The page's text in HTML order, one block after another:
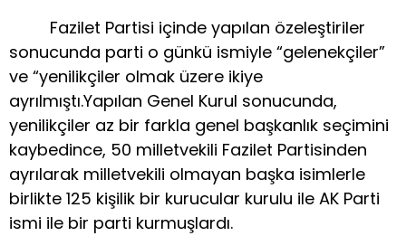
Fazilet Partisi içinde yapılan özeleştiriler
sonucunda parti o günkü ismiyle “gelenekçiler”
ve “yenilikçiler olmak üzere ikiye
ayrılmıştı.Yapılan Genel Kurul sonucunda,
yenilikçiler az bir farkla genel başkanlık seçimini
kaybedince, 50 milletvekili Fazilet Partisinden
ayrılarak milletvekili olmayan başka isimlerle
birlikte 125 kişilik bir kurucular kurulu ile AK Parti
ismi ile bir parti kurmuşlardı.